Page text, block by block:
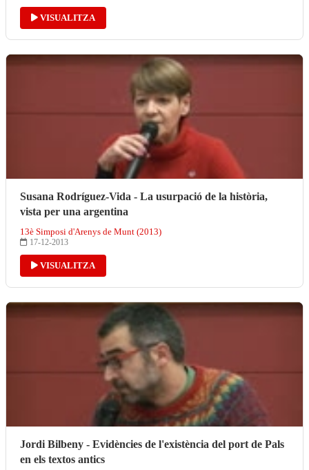
VISUALITZA
Susana Rodríguez-Vida - La usurpació de la història,
vista per una argentina
13è Simposi d'Arenys de Munt (2013)
17-12-2013
VISUALITZA
Jordi Bilbeny - Evidències de l'existència del port de Pals
en els textos antics